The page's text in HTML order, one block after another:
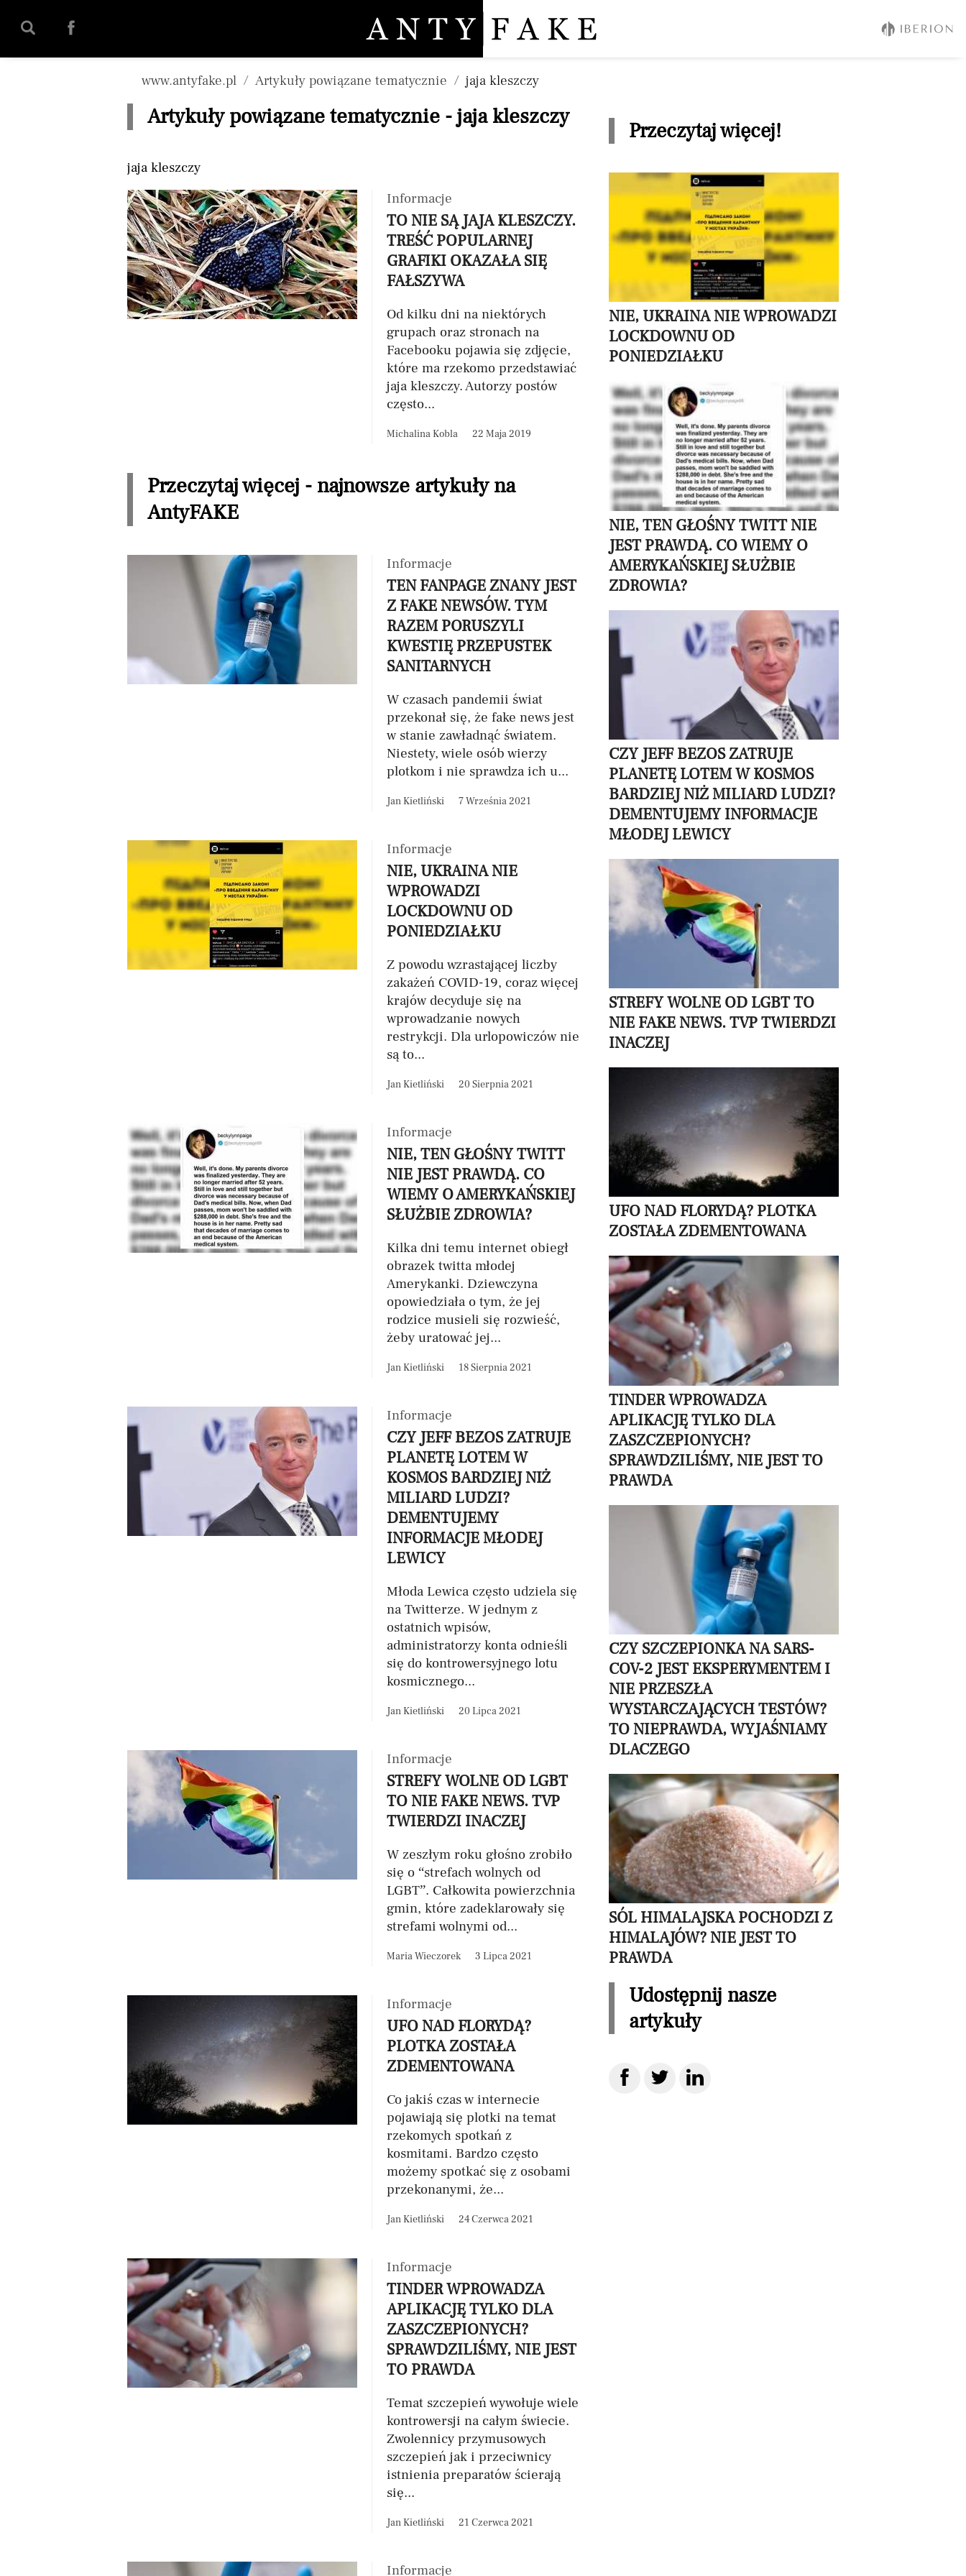
Pomiń nawigację
www.antyfake.pl Artykuły powiązane tematycznie jaja kleszczy
Artykuły powiązane tematycznie - jaja kleszczy
jaja kleszczy
Informacje
TO NIE SĄ JAJA KLESZCZY.
TREŚĆ POPULARNEJ
GRAFIKI OKAZAŁA SIĘ
FAŁSZYWA
Od kilku dni na niektórych
grupach oraz stronach na
Facebooku pojawia się zdjęcie,
które ma rzekomo przedstawiać
jaja kleszczy. Autorzy postów
często...
Michalina Kobla 22 Maja 2019
Przeczytaj więcej - najnowsze artykuły na
AntyFAKE
Informacje
TEN FANPAGE ZNANY JEST
Z FAKE NEWSÓW. TYM
RAZEM PORUSZYLI
KWESTIĘ PRZEPUSTEK
SANITARNYCH
W czasach pandemii świat
przekonał się, że fake news jest
w stanie zawładnąć światem.
Niestety, wiele osób wierzy
plotkom i nie sprawdza ich u...
Jan Kietliński 7 Września 2021
Informacje
NIE, UKRAINA NIE
WPROWADZI
LOCKDOWNU OD
PONIEDZIAŁKU
Z powodu wzrastającej liczby
zakażeń COVID-19, coraz więcej
krajów decyduje się na
wprowadzanie nowych
restrykcji. Dla urlopowiczów nie
są to...
Jan Kietliński 20 Sierpnia 2021
Informacje
NIE, TEN GŁOŚNY TWITT
NIE JEST PRAWDĄ. CO
WIEMY O AMERYKAŃSKIEJ
SŁUŻBIE ZDROWIA?
Kilka dni temu internet obiegł
obrazek twitta młodej
Amerykanki. Dziewczyna
opowiedziała o tym, że jej
rodzice musieli się rozwieść,
żeby uratować jej...
Jan Kietliński 18 Sierpnia 2021
Informacje
CZY JEFF BEZOS ZATRUJE
PLANETĘ LOTEM W
KOSMOS BARDZIEJ NIŻ
MILIARD LUDZI?
DEMENTUJEMY
INFORMACJE MŁODEJ
LEWICY
Młoda Lewica często udziela się
na Twitterze. W jednym z
ostatnich wpisów,
administratorzy konta odnieśli
się do kontrowersyjnego lotu
kosmicznego...
Jan Kietliński 20 Lipca 2021
Informacje
STREFY WOLNE OD LGBT
TO NIE FAKE NEWS. TVP
TWIERDZI INACZEJ
W zeszłym roku głośno zrobiło
się o “strefach wolnych od
LGBT”. Całkowita powierzchnia
gmin, które zadeklarowały się
strefami wolnymi od...
Maria Wieczorek 3 Lipca 2021
Informacje
UFO NAD FLORYDĄ?
PLOTKA ZOSTAŁA
ZDEMENTOWANA
Co jakiś czas w internecie
pojawiają się plotki na temat
rzekomych spotkań z
kosmitami. Bardzo często
możemy spotkać się z osobami
przekonanymi, że...
Jan Kietliński 24 Czerwca 2021
Informacje
TINDER WPROWADZA
APLIKACJĘ TYLKO DLA
ZASZCZEPIONYCH?
SPRAWDZILIŚMY, NIE JEST
TO PRAWDA
Temat szczepień wywołuje wiele
kontrowersji na całym świecie.
Zwolennicy przymusowych
szczepień jak i przeciwnicy
istnienia preparatów ścierają
się...
Jan Kietliński 21 Czerwca 2021
Informacje
Przeczytaj więcej!
NIE, UKRAINA NIE WPROWADZI
LOCKDOWNU OD
PONIEDZIAŁKU
NIE, TEN GŁOŚNY TWITT NIE
JEST PRAWDĄ. CO WIEMY O
AMERYKAŃSKIEJ SŁUŻBIE
ZDROWIA?
CZY JEFF BEZOS ZATRUJE
PLANETĘ LOTEM W KOSMOS
BARDZIEJ NIŻ MILIARD LUDZI?
DEMENTUJEMY INFORMACJE
MŁODEJ LEWICY
STREFY WOLNE OD LGBT TO
NIE FAKE NEWS. TVP TWIERDZI
INACZEJ
UFO NAD FLORYDĄ? PLOTKA
ZOSTAŁA ZDEMENTOWANA
TINDER WPROWADZA
APLIKACJĘ TYLKO DLA
ZASZCZEPIONYCH?
SPRAWDZILIŚMY, NIE JEST TO
PRAWDA
CZY SZCZEPIONKA NA SARS-
COV-2 JEST EKSPERYMENTEM I
NIE PRZESZŁA
WYSTARCZAJĄCYCH TESTÓW?
TO NIEPRAWDA, WYJAŚNIAMY
DLACZEGO
SÓL HIMALAJSKA POCHODZI Z
HIMALAJÓW? NIE JEST TO
PRAWDA
Udostępnij nasze
artykuły